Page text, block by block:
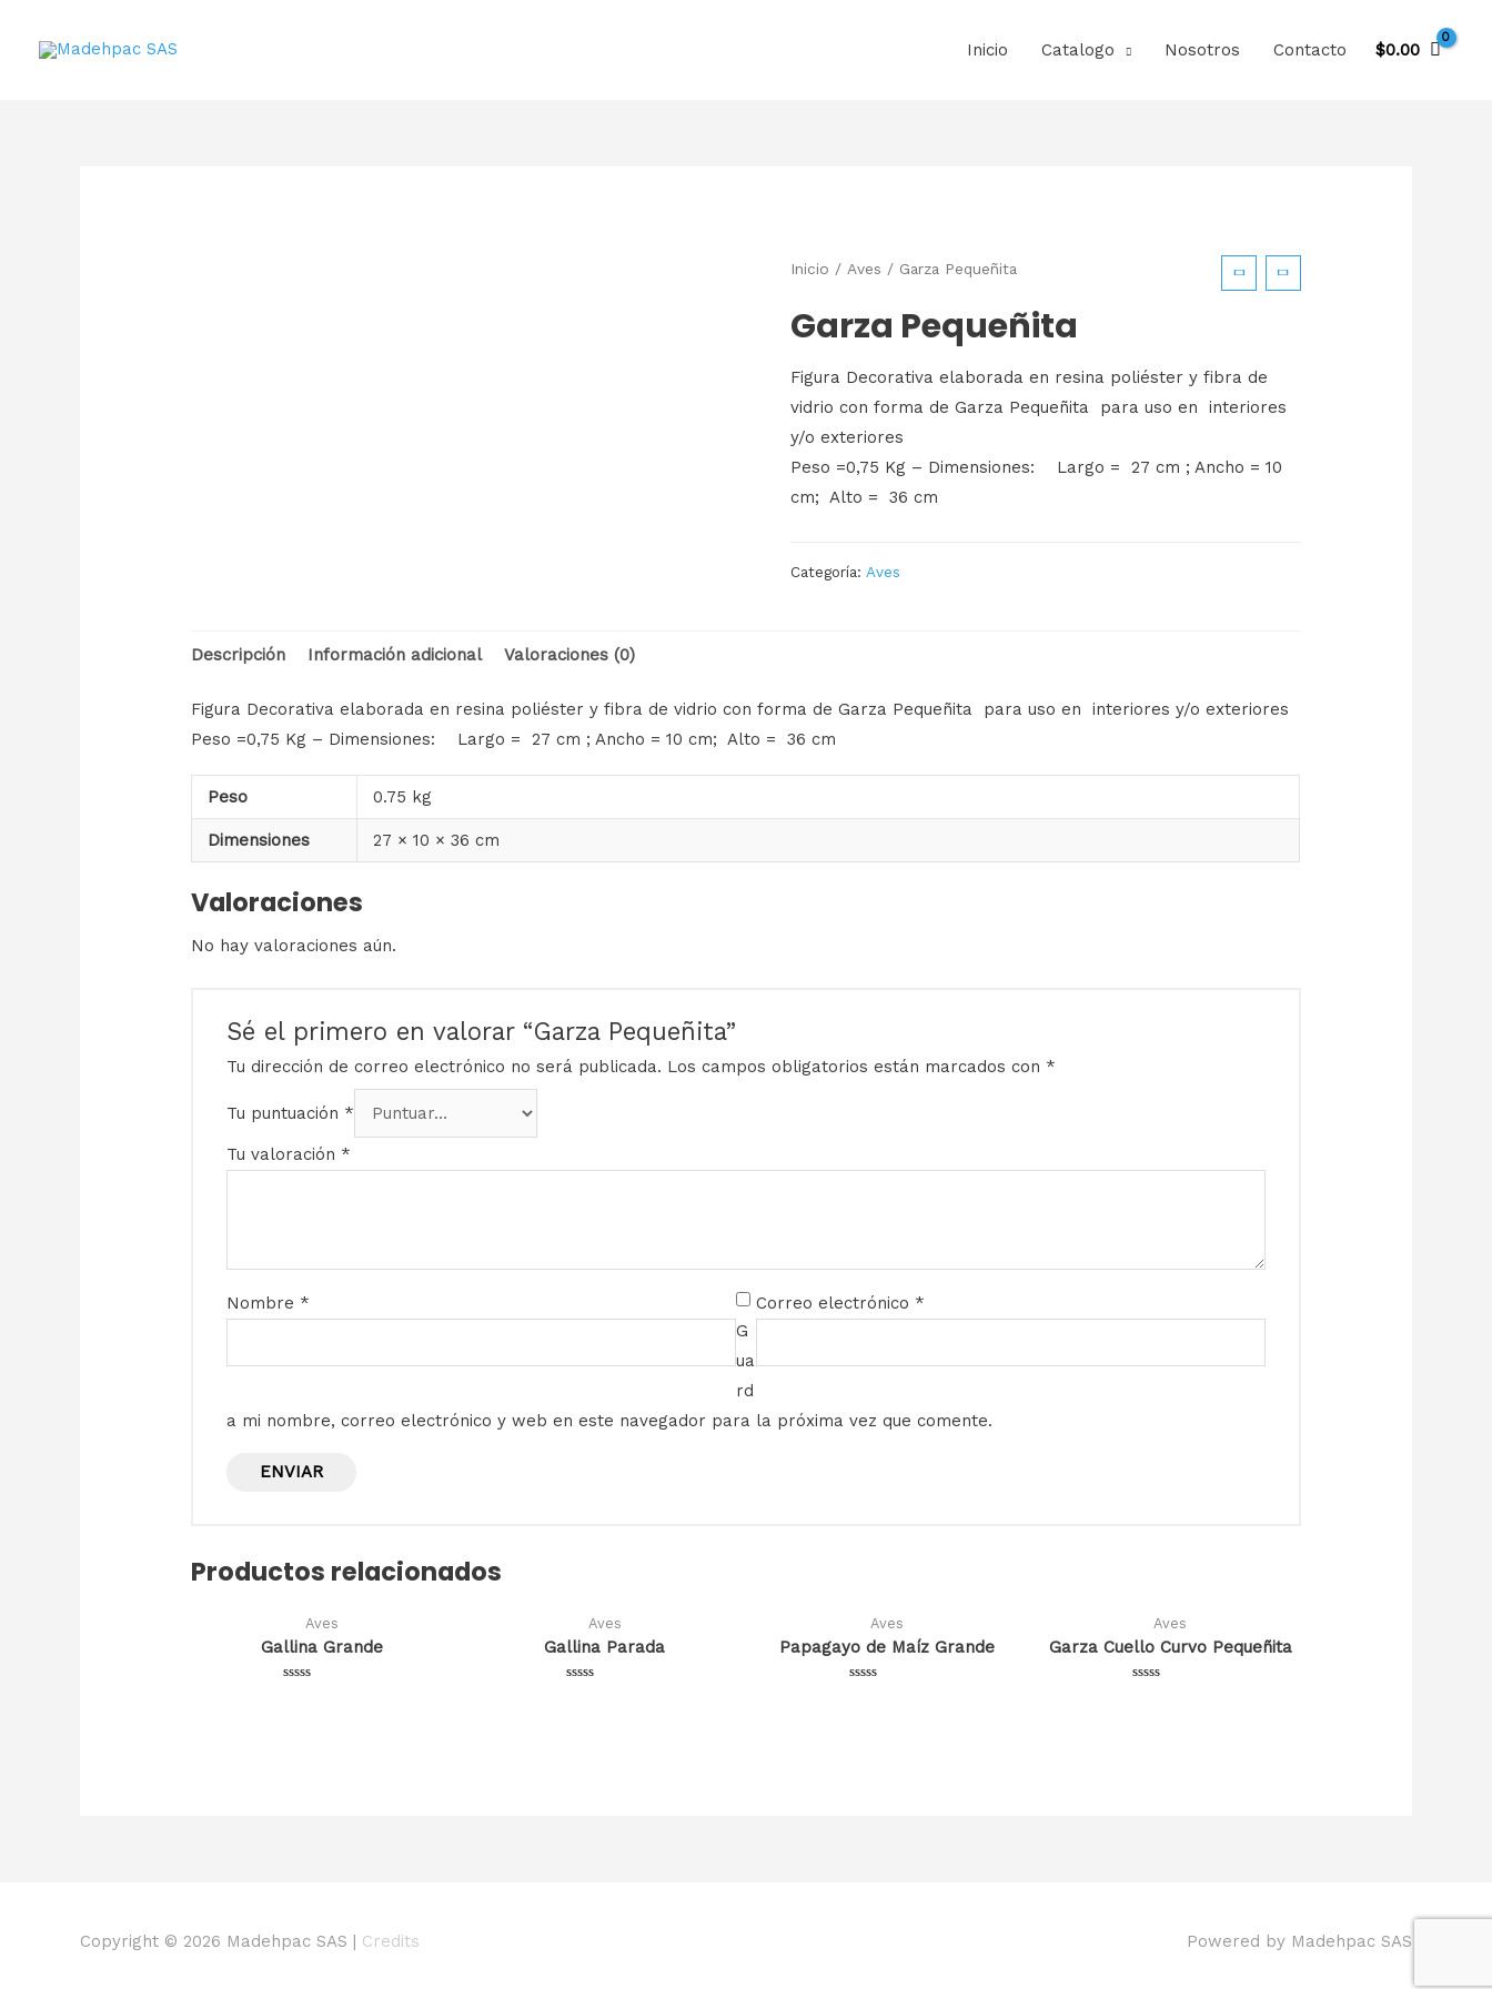
Inicio Catalogo Nosotros Contacto $0.00
Inicio / Aves / Garza Pequeñita
Garza Pequeñita
Figura Decorativa elaborada en resina poliéster y fibra de
vidrio con forma de Garza Pequeñita para uso en interiores
y/o exteriores
Peso =0,75 Kg – Dimensiones: Largo = 27 cm ; Ancho = 10
cm; Alto = 36 cm
Categoría: Aves
Descripción Información adicional Valoraciones (0)
Figura Decorativa elaborada en resina poliéster y fibra de vidrio con forma de Garza Pequeñita para uso en interiores y/o exteriores
Peso =0,75 Kg – Dimensiones: Largo = 27 cm ; Ancho = 10 cm; Alto = 36 cm
Peso 0.75 kg
Dimensiones 27 × 10 × 36 cm
Valoraciones
No hay valoraciones aún.
Sé el primero en valorar “Garza Pequeñita”
Tu dirección de correo electrónico no será publicada. Los campos obligatorios están marcados con *
Tu puntuación *
Tu valoración *
Nombre * Correo electrónico *
G
ua
rd
a mi nombre, correo electrónico y web en este navegador para la próxima vez que comente.
Productos relacionados
Aves
Gallina Grande
Aves
Gallina Parada
Aves
Papagayo de Maíz Grande
Aves
Garza Cuello Curvo Pequeñita
Copyright © 2026 Madehpac SAS Credits Powered by Madehpac SAS